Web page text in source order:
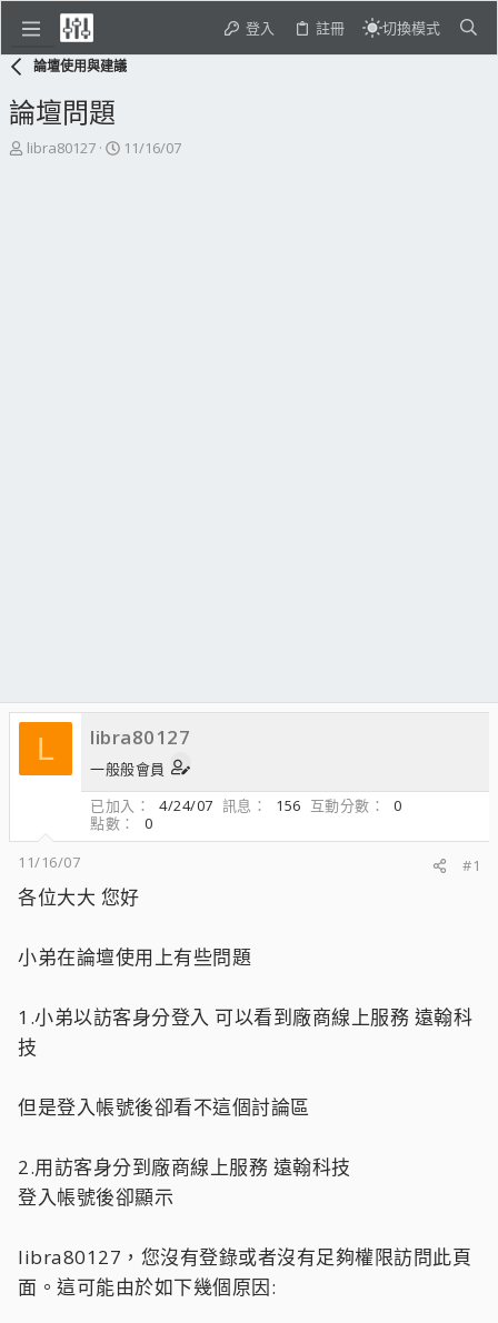
登入 註冊 切換模式
論壇使用與建議
論壇問題
主
libra80127
開
11/16/07
L libra80127
一般般會員
已加入
4/24/07 訊息 156 互動分數
0
點數
0
11/16/07
#1
各位大大 您好
小弟在論壇使用上有些問題
1.小弟以訪客身分登入 可以看到廠商線上服務 遠翰科
技
但是登入帳號後卻看不這個討論區
2.用訪客身分到廠商線上服務 遠翰科技
登入帳號後卻顯示
libra80127，您沒有登錄或者沒有足夠權限訪問此頁
面。這可能由於如下幾個原因: